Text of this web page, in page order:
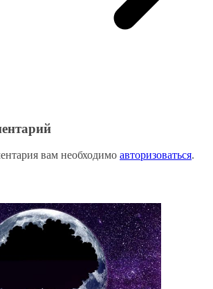
вам необходимо авторизоваться.